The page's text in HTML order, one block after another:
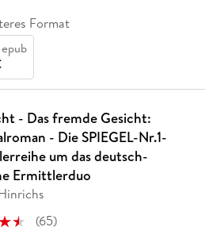
Format
- Das fremde Gesicht:
- Die SPIEGEL-Nr.1-
um das deutsch-
Ermittlerduo
(65)